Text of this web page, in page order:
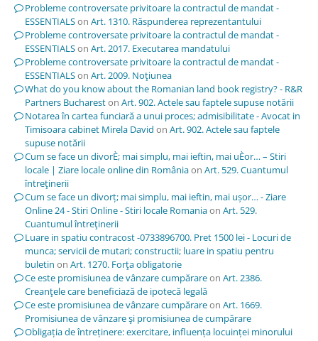
Probleme controversate privitoare la contractul de mandat -
ESSENTIALSon Art. 1310. Răspunderea reprezentantului
Probleme controversate privitoare la contractul de mandat -
ESSENTIALSon Art. 2017. Executarea mandatului
Probleme controversate privitoare la contractul de mandat -
ESSENTIALSon Art. 2009. Noţiunea
What do you know about the Romanian land book registry? - R&R
Partners Buchareston Art. 902. Actele sau faptele supuse notării
Notarea în cartea funciară a unui proces; admisibilitate - Avocat in
Timisoara cabinet Mirela David on Art. 902. Actele sau faptele
supuse notării
Cum se face un divorÈ; mai simplu, mai ieftin, mai uÈor… – Stiri
locale | Ziare locale online din Româniaon Art. 529. Cuantumul
întreţinerii
Cum se face un divorț; mai simplu, mai ieftin, mai ușor… - Ziare
Online 24 - Stiri Online - Stiri locale Romaniaon Art. 529.
Cuantumul întreţinerii
Luare in spatiu contracost -0733896700. Pret 1500 lei - Locuri de
munca; servicii de mutari; constructii; luare in spatiu pentru
buletin on Art. 1270. Forţa obligatorie
Ce este promisiunea de vânzare cumpărareon Art. 2386.
Creanţele care beneficiază de ipotecă legală
Ce este promisiunea de vânzare cumpărareon Art. 1669.
Promisiunea de vânzare şi promisiunea de cumpărare
Obligația de întreținere: exercitare, influența locuinței minorului